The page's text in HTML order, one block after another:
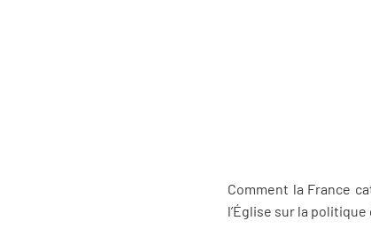
Comment la France
l’Église sur la